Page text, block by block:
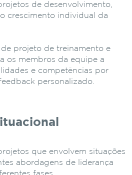
de desenvolvimento,
crescimento individual da
projeto de treinamento e
os membros da equipe a
e competências por
personalizado.
que envolvem situações
abordagens de liderança